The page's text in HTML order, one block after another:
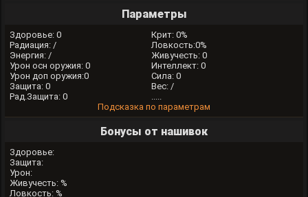
Параметры
Здоровье: 0
Радиация: /
Энергия: /
Урон осн оружия: 0
Урон доп оружия:0
Защита: 0
Рад.Защита: 0
Крит: 0%
Ловкость:0%
Живучесть: 0
Интеллект: 0
Сила: 0
Вес: /
.....
Подсказка по параметрам
Бонусы от нашивок
Здоровье:
Защита:
Урон:
Живучесть: %
Ловкость: %